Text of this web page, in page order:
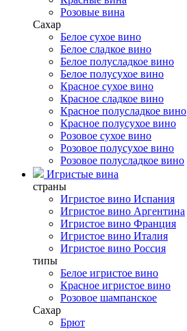
Розовые вина
Сахар
Белое сухое вино
Белое сладкое вино
Белое полусладкое вино
Белое полусухое вино
Красное сухое вино
Красное сладкое вино
Красное полусладкое вино
Красное полусухое вино
Розовое сухое вино
Розовое полусухое вино
Розовое полусладкое вино
Игристые вина
страны
Игристое вино Испания
Игристое вино Аргентина
Игристое вино Франция
Игристое вино Италия
Игристое вино Россия
типы
Белое игристое вино
Красное игристое вино
Розовое шампанское
Сахар
Брют